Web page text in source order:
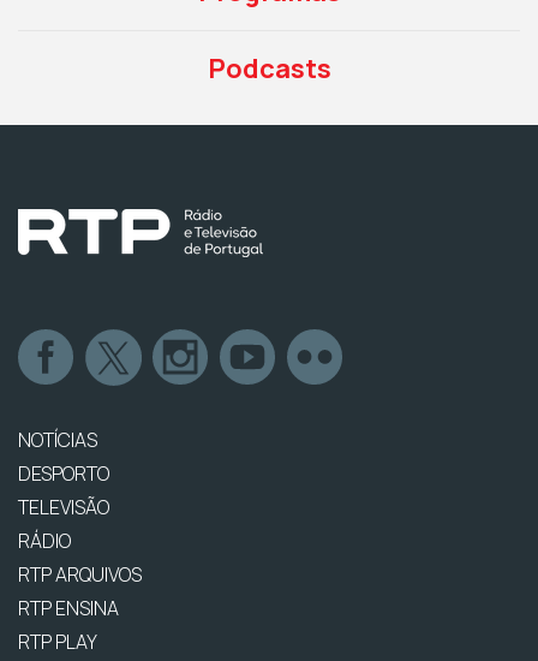
Podcasts
NOTÍCIAS
DESPORTO
TELEVISÃO
RÁDIO
RTP ARQUIVOS
RTP ENSINA
RTP PLAY